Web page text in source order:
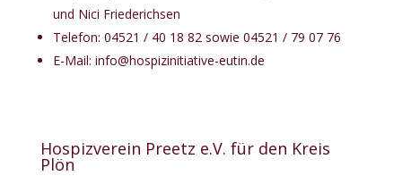
und Nici Friederichsen
Telefon: 04521 / 40 18 82 sowie 04521 / 79 07 76
E-Mail: info@hospizinitiative-eutin.de
Hospizverein Preetz e.V. für den Kreis
Plön